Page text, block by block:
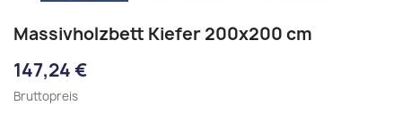
Massivholzbett Kiefer 200x200 cm
147,24 €
Bruttopreis